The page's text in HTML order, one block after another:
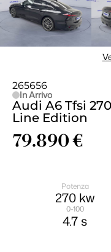
265656
In Arrivo
Audi A6 Tfsi
Line Edition
79.890 €
Potenza
270 kw
0-100
4.7 s